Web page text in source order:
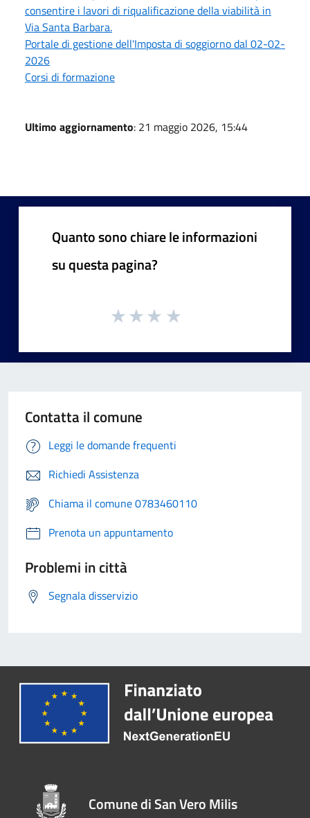
consentire i lavori di riqualificazione della viabilità in
Via Santa Barbara.
Portale di gestione dell'Imposta di soggiorno dal 02-02-
2026
Corsi di formazione
Ultimo aggiornamento: 21 maggio 2026, 15:44
Quanto sono chiare le informazioni
su questa pagina?
Contatta il comune
Leggi le domande frequenti
Richiedi Assistenza
Chiama il comune 0783460110
Prenota un appuntamento
Problemi in città
Segnala disservizio
Comune di San Vero Milis